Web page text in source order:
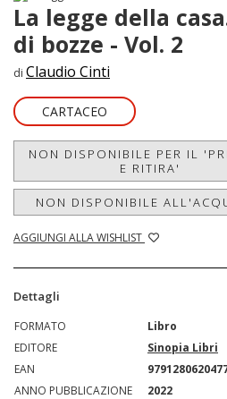
La legge della
di bozze - Vol. 2
di Claudio Cinti
CARTACEO
NON DISPONIBILE PER IL
E RITIRA'
NON DISPONIBILE
AGGIUNGI ALLA WISHLIST
Dettagli
FORMATO
Libro
EDITORE
Sinopia Libri
EAN
ANNO PUBBLICAZIONE
2022